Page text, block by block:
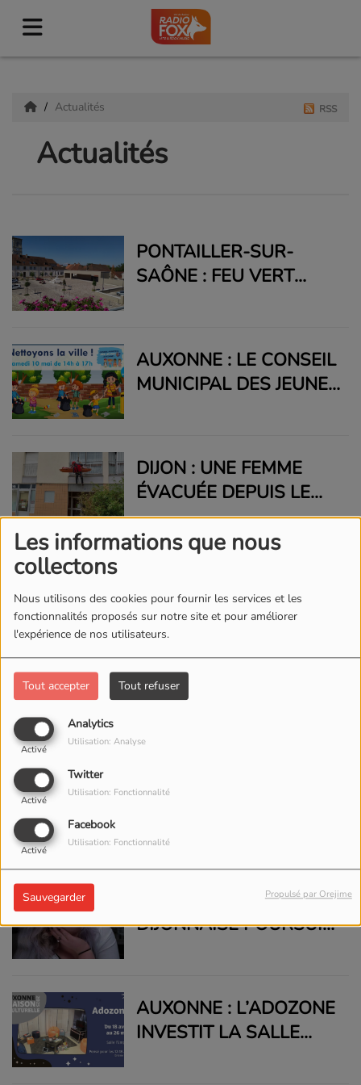
Les informations que nous
collectons
Nous utilisons des cookies pour fournir les services et les
fonctionnalités proposés sur notre site et pour améliorer
l'expérience de nos utilisateurs.
Tout accepter Tout refuser
Analytics
Activé
Utilisation: Analyse
Twitter
Activé
Utilisation: Fonctionnalité
Facebook
Activé
Utilisation: Fonctionnalité
Sauvegarder Propulsé par Orejime
Actualités
Actualités
RSS
PONTAILLER-SUR-
SAÔNE : FEU VERT
PRIEURÉ
AUXONNE : LE CONSEIL
MUNICIPAL DES JEUNES
« NETTOYONS LA VILLE
! »
DIJON : UNE FEMME
ÉVACUÉE DEPUIS LE
14E ÉTAGE PAR
L'EXTÉRIEUR
CAP SUR L’IMMERSION
POUR SÉDUIRE LES
MIREBEAU-SUR-BÈZE :
AUXONNE – UN CAFÉ
COMPRENDRE SUR LES
MÉDICAMENTS
UNE EX-ÉTUDIANTE
DIJONNAISE POURSUIT
AUXONNE : L’ADOZONE
INVESTIT LA SALLE